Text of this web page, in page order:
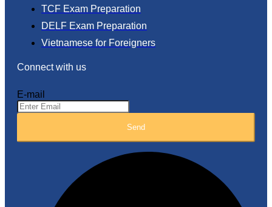
TCF Exam Preparation
DELF Exam Preparation
Vietnamese for Foreigners
Connect with us
E-mail
Send